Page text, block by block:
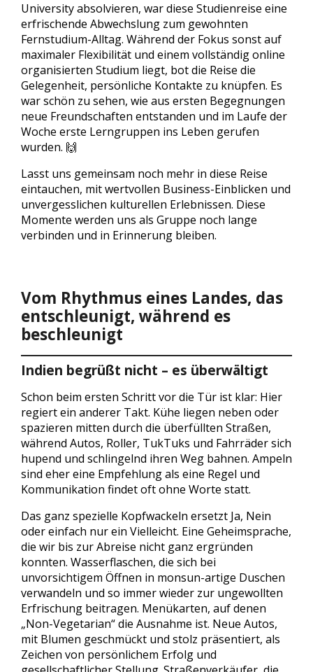
University absolvieren, war diese Studienreise eine
erfrischende Abwechslung zum gewohnten
Fernstudium-Alltag. Während der Fokus sonst auf
maximaler Flexibilität und einem vollständig online
organisierten Studium liegt, bot die Reise die
Gelegenheit, persönliche Kontakte zu knüpfen. Es
war schön zu sehen, wie aus ersten Begegnungen
neue Freundschaften entstanden und im Laufe der
Woche erste Lerngruppen ins Leben gerufen
wurden. 🙌
Lasst uns gemeinsam noch mehr in diese Reise
eintauchen, mit wertvollen Business-Einblicken und
unvergesslichen kulturellen Erlebnissen. Diese
Momente werden uns als Gruppe noch lange
verbinden und in Erinnerung bleiben.
Vom Rhythmus eines Landes, das
entschleunigt, während es
beschleunigt
Indien begrüßt nicht – es überwältigt
Schon beim ersten Schritt vor die Tür ist klar: Hier
regiert ein anderer Takt. Kühe liegen neben oder
spazieren mitten durch die überfüllten Straßen,
während Autos, Roller, TukTuks und Fahrräder sich
hupend und schlingelnd ihren Weg bahnen. Ampeln
sind eher eine Empfehlung als eine Regel und
Kommunikation findet oft ohne Worte statt.
Das ganz spezielle Kopfwackeln ersetzt Ja, Nein
oder einfach nur ein Vielleicht. Eine Geheimsprache,
die wir bis zur Abreise nicht ganz ergründen
konnten. Wasserflaschen, die sich bei
unvorsichtigem Öffnen in monsun-artige Duschen
verwandeln und so immer wieder zur ungewollten
Erfrischung beitragen. Menükarten, auf denen
„Non-Vegetarian“ die Ausnahme ist. Neue Autos,
mit Blumen geschmückt und stolz präsentiert, als
Zeichen von persönlichem Erfolg und